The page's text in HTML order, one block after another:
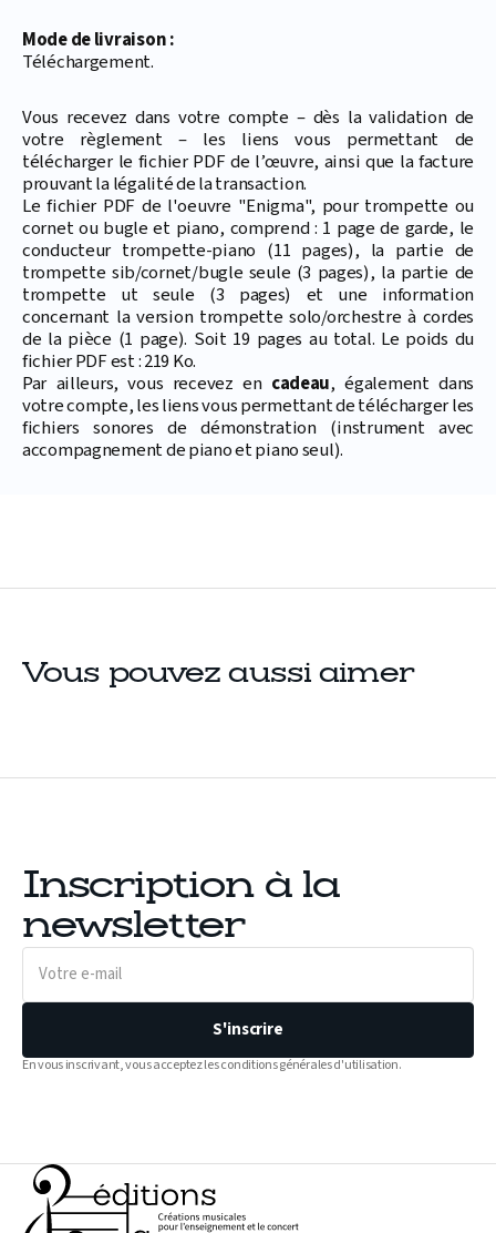
Mode de livraison :
Téléchargement.
Vous recevez dans votre compte – dès la validation de
votre règlement – les liens vous permettant de
télécharger le fichier PDF de l’œuvre, ainsi que la facture
prouvant la légalité de la transaction.
Le fichier PDF de l'oeuvre "Enigma", pour trompette ou
cornet ou bugle et piano, comprend : 1 page de garde, le
conducteur trompette-piano (11 pages), la partie de
trompette sib/cornet/bugle seule (3 pages), la partie de
trompette ut seule (3 pages) et une information
concernant la version trompette solo/orchestre à cordes
de la pièce (1 page). Soit 19 pages au total. Le poids du
fichier PDF est : 219 Ko.
Par ailleurs, vous recevez en cadeau, également dans
votre compte, les liens vous permettant de télécharger les
fichiers sonores de démonstration (instrument avec
accompagnement de piano et piano seul).
Vous pouvez aussi aimer
Inscription à la
newsletter
Votre
mail
S'inscrire
En vous inscrivant, vous acceptez les conditions générales d'utilisation.